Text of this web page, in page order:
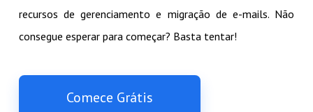
recursos de gerenciamento e migração de e-mails. Não
consegue esperar para começar? Basta tentar!
Comece Grátis